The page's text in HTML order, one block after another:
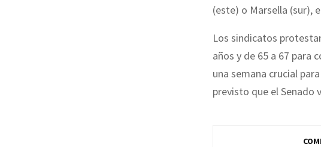
(este) o Marsella (sur),
Los sindicatos
años y de 65 a 67 para
una semana crucial
previsto que el Senado